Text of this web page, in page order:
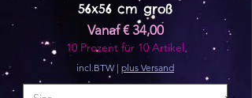
56x56 cm groß
Vanaf€ 34,00
Verkoopprijs
10 Prozent für 10 Artikel
incl.BTW | plus Versand